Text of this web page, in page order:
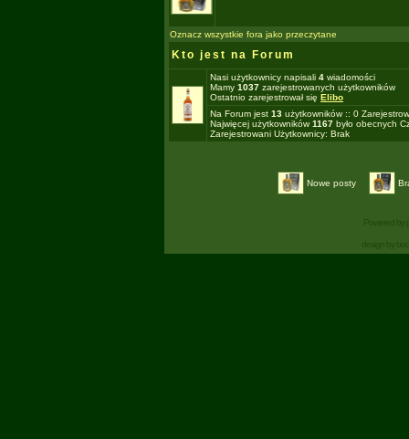
Oznacz wszystkie fora jako przeczytane
Kto jest na Forum
Nasi użytkownicy napisali 4 wiadomości
Mamy 1037 zarejestrowanych użytkowników
Ostatnio zarejestrował się Elibo
Na Forum jest 13 użytkowników :: 0
Najwięcej użytkowników 1167 było obecnych
Zarejestrowani Użytkownicy: Brak
Nowe posty